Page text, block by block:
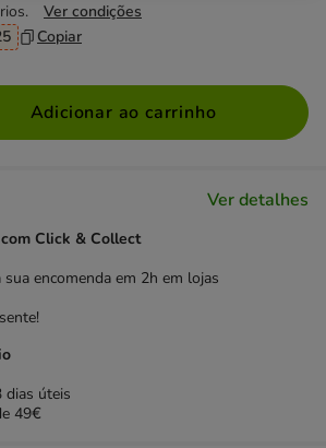
Ver condições
Copiar
Adicionar ao carrinho
Ver detalhes
Click & Collect
sua encomenda em 2h em lojas
dias úteis
49€